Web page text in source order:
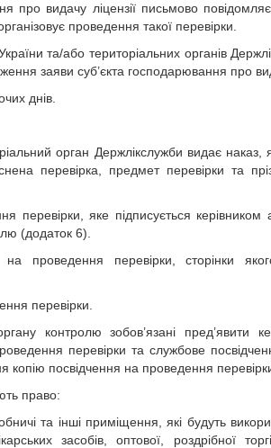
про видачу ліцензії письмово
проведення такої перевірки.
та/або територіальних органів
заяви суб’єкта господарювання про
днів.
орган Держлікслужби видає наказ,
перевірка, предмет перевірки та
перевірки, яке підписується керівником
(додаток 6).
проведення перевірки, сторінки
перевірки.
контролю зобов’язані пред’явити
перевірки та службове
копію посвідчення на проведення
право:
та інші приміщення, які будуть
засобів, оптової, роздрібної